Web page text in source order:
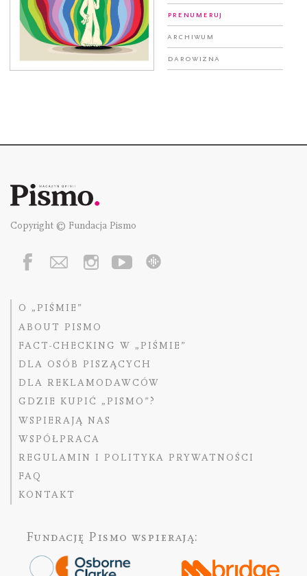
Prenumeruj
Archiwum
Darowizna
Copyright © Fundacja Pismo
O „PIŚMIE”
ABOUT PISMO
FACT-CHECKING W „PIŚMIE”
DLA OSÓB PISZĄCYCH
DLA REKLAMODAWCÓW
GDZIE KUPIĆ „PISMO”?
WSPIERAJĄ NAS
WSPÓŁPRACA
REGULAMIN I POLITYKA PRYWATNOŚCI
FAQ
KONTAKT
Fundację Pismo wspierają: